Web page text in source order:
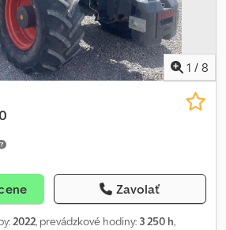
Dkodpjzgqtfefx Aflsr
1 / 8
Zavolať
2022, prevádzkové hodiny: 3 250 h,